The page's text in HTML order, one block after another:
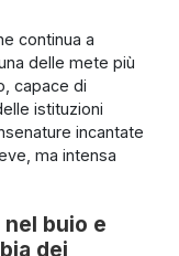
continua a
delle mete più
capace di
istituzioni
incantate
ma intensa
buio e
dei